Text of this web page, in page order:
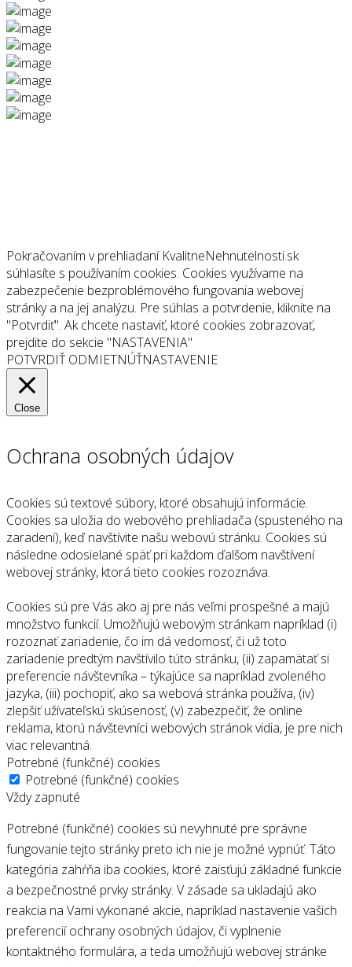
Pokračovaním v prehliadaní KvalitneNehnutelnosti.sk
súhlasíte s používaním cookies. Cookies využívame na
zabezpečenie bezproblémového fungovania webovej
stránky a na jej analýzu. Pre súhlas a potvrdenie, kliknite na
"Potvrdiť". Ak chcete nastaviť, ktoré cookies zobrazovať,
prejdite do sekcie "NASTAVENIA"
POTVRDIŤ ODMIETNÚŤNASTAVENIE
Close
Ochrana osobných údajov
Cookies sú textové súbory, ktoré obsahujú informácie.
Cookies sa uložia do webového prehliadača (spusteného na
zaradení), keď navštívite našu webovú stránku. Cookies sú
následne odosielané späť pri každom ďalšom navštívení
webovej stránky, ktorá tieto cookies rozoznáva.
Cookies sú pre Vás ako aj pre nás veľmi prospešné a majú
množstvo funkcií. Umožňujú webovým stránkam napríklad (i)
rozoznať zariadenie, čo im dá vedomosť, či už toto
zariadenie predtým navštívilo túto stránku, (ii) zapamätať si
preferencie návštevníka – týkajúce sa napríklad zvoleného
jazyka, (iii) pochopiť, ako sa webová stránka používa, (iv)
zlepšiť užívateľskú skúsenosť, (v) zabezpečiť, že online
reklama, ktorú návštevníci webových stránok vidia, je pre nich
viac relevantná.
Potrebné (funkčné) cookies
Potrebné (funkčné) cookies
Vždy zapnuté
Potrebné (funkčné) cookies sú nevyhnuté pre správne
fungovanie tejto stránky preto ich nie je možné vypnúť. Táto
kategória zahŕňa iba cookies, ktoré zaisťujú základné funkcie
a bezpečnostné prvky stránky. V zásade sa ukladajú ako
reakcia na Vami vykonané akcie, napríklad nastavenie vašich
preferencií ochrany osobných údajov, či vyplnenie
kontaktného formulára, a teda umožňujú webovej stránke